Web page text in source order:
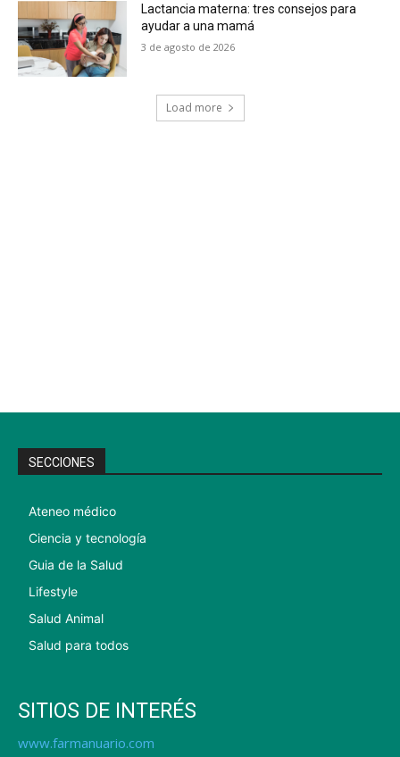
Lactancia materna: tres consejos para
ayudar a una mamá
3 de agosto de 2026
Load more
SECCIONES
Ateneo médico
Ciencia y tecnología
Guia de la Salud
Lifestyle
Salud Animal
Salud para todos
SITIOS DE INTERÉS
www.farmanuario.com